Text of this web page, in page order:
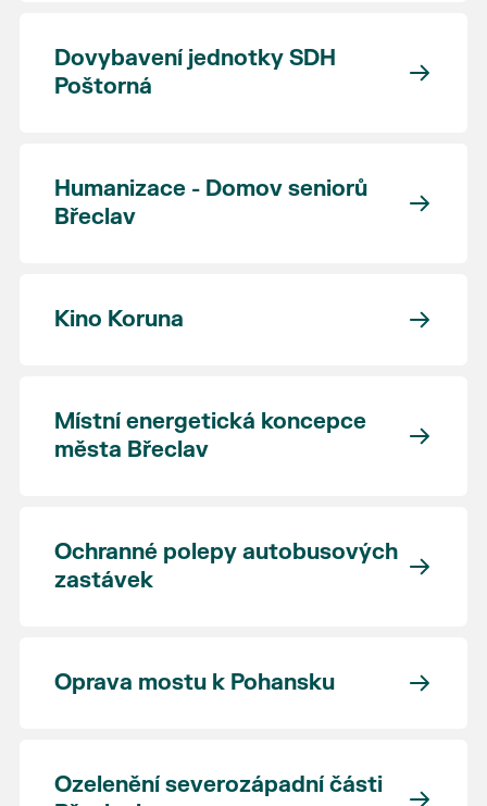
Dovybavení jednotky SDH
Poštorná
Humanizace - Domov seniorů
Břeclav
Kino Koruna
Místní energetická koncepce
města Břeclav
Ochranné polepy autobusových
zastávek
Oprava mostu k Pohansku
Ozelenění severozápadní části